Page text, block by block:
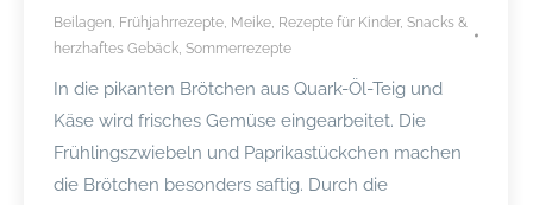
Beilagen, Frühjahrrezepte, Meike, Rezepte für Kinder, Snacks &
herzhaftes Gebäck, Sommerrezepte
In die pikanten Brötchen aus Quark-Öl-Teig und
Käse wird frisches Gemüse eingearbeitet. Die
Frühlingszwiebeln und Paprikastückchen machen
die Brötchen besonders saftig. Durch die